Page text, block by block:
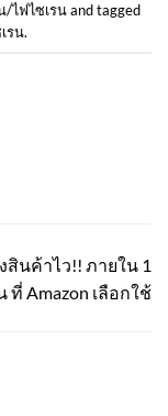
/ไฟไซเรนand tagged
รน.
สินค้าไว!! ภายใน 1
ที่ Amazon เลือกใช้